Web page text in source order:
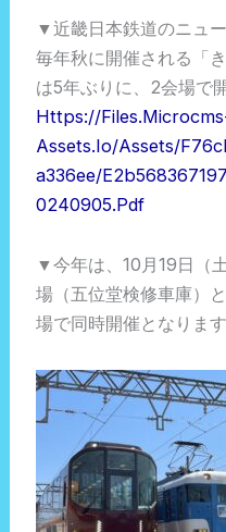
▼近畿日本鉄道のニュ
毎年秋に開催される「
は5年ぶりに、2会場で
Https://
Assets.io/assets/
A336ee/
0240905.pdf
▼今年は、10月19日（
場（五位堂検修車庫）
場で同時開催となります